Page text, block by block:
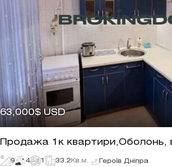
63,000$ USD
Продажа 1к квартири,Оболонь,
9 4 1 33.2 Кв.м. Героїв Дніпра